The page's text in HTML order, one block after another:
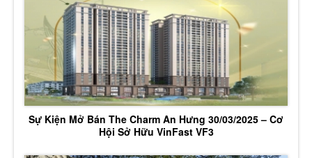
Sự Kiện Mở Bán The Charm An Hưng 30/03/2025 – Cơ
Hội Sở Hữu VinFast VF3